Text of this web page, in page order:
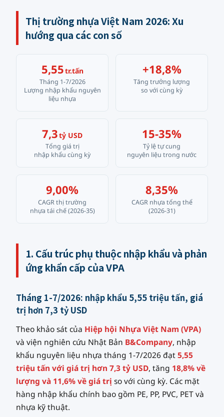
Thị trường nhựa Việt Nam 2026: Xu
hướng qua các con số
5,55tr.tấn
Tháng 1-7/2026
Lượng nhập khẩu nguyên
liệu nhựa
+18,8%
Tăng trưởng lượng
so với cùng kỳ
7,3tỷ USD
Tổng giá trị
nhập khẩu cùng kỳ
15-35%
Tỷ lệ tự cung
nguyên liệu trong nước
9,00%
CAGR thị trường
nhựa tái chế (2026-35)
8,35%
CAGR nhựa tổng thể
(2026-31)
1. Cấu trúc phụ thuộc nhập khẩu và phản
ứng khẩn cấp của VPA
Tháng 1-7/2026: nhập khẩu 5,55 triệu tấn, giá
trị hơn 7,3 tỷ USD
Theo khảo sát của Hiệp hội Nhựa Việt Nam (VPA)
và viện nghiên cứu Nhật Bản B&Company, nhập
khẩu nguyên liệu nhựa tháng 1-7/2026 đạt5,55
triệu tấn với giá trị hơn 7,3 tỷ USD, tăng 18,8% về
lượng và 11,6% về giá trị so với cùng kỳ. Các mặt
hàng nhập khẩu chính bao gồm PE, PP, PVC, PET và
nhựa kỹ thuật.